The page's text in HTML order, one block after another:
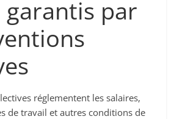
par
réglementent les salaires,
de travail et autres conditions de